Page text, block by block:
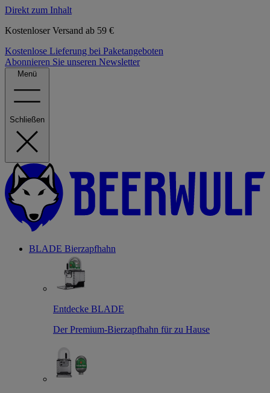
Direkt zum Inhalt
Kostenloser Versand ab 59 €
Kostenlose Lieferung bei Paketangeboten
Abonnieren Sie unseren Newsletter
Menü
Schließen
BLADE Bierzapfhahn
Entdecke BLADE
Der Premium-Bierzapfhahn für zu Hause